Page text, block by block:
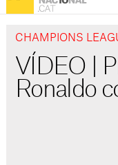
CHAMPIONS
VÍDEO |
Ronaldo